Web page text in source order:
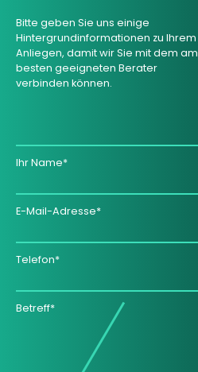
Bitte geben Sie uns einige
Hintergrundinformationen zu Ihrem
Anliegen, damit wir Sie mit dem am
besten geeigneten Berater
verbinden können.
Ihr Name*
E-Mail-Adresse*
Telefon*
Betreff*